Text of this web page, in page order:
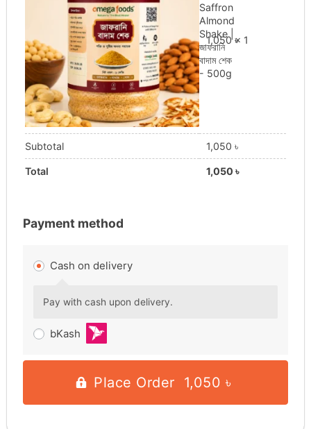
Saffron
Almond
Shake |
জাফরানি
বাদাম শেক
- 500g
× 1
1,050৳
Subtotal 1,050 ৳
Total 1,050 ৳
Payment method
Cash on delivery
Pay with cash upon delivery.
bKash
Place Order 1,050 ৳